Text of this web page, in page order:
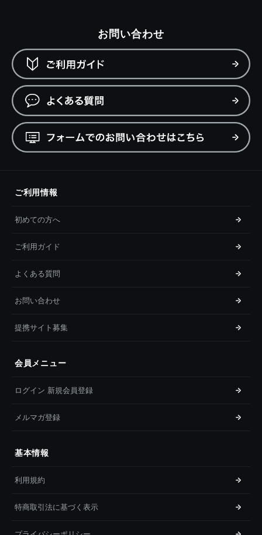
お問い合わせ
ご利用情報
初めての方へ
ご利用ガイド
よくある質問
お問い合わせ
提携サイト募集
会員メニュー
ログイン 新規会員登録
メルマガ登録
基本情報
利用規約
特商取引法に基づく表示